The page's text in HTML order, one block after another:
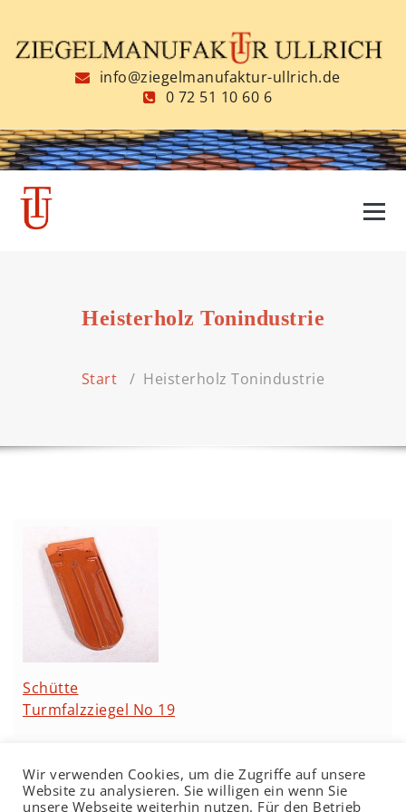
springen
info@ziegelmanufaktur-ullrich.de
0 72 51 10 60 6
Heisterholz Tonindustrie
Start / Heisterholz Tonindustrie
Schütte
Turmfalzziegel No 19
Wir verwenden Cookies, um die Zugriffe auf unsere
Website zu analysieren. Sie willigen ein wenn Sie
unsere Webseite weiterhin nutzen. Für den Betrieb